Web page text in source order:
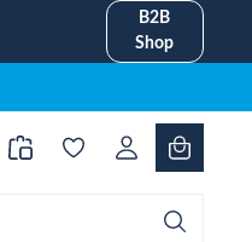
B2B
Shop